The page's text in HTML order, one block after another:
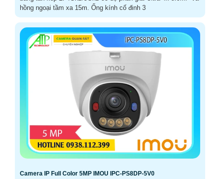
hồng ngoại tầm xa 15m. Ống kính cố đinh 3
Camera IP Full Color 5MP IMOU IPC-PS8DP-5V0